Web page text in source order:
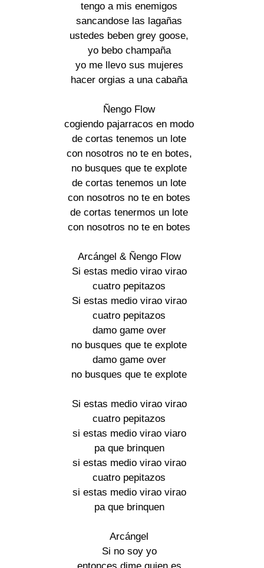
tengo a mis enemigos
sancandose las lagañas
ustedes beben grey goose,
yo bebo champaña
yo me llevo sus mujeres
hacer orgias a una cabaña
Ñengo Flow
cogiendo pajarracos en modo
de cortas tenemos un lote
con nosotros no te en botes,
no busques que te explote
de cortas tenemos un lote
con nosotros no te en botes
de cortas tenermos un lote
con nosotros no te en botes
Arcángel & Ñengo Flow
Si estas medio virao virao
cuatro pepitazos
Si estas medio virao virao
cuatro pepitazos
damo game over
no busques que te explote
damo game over
no busques que te explote
Si estas medio virao virao
cuatro pepitazos
si estas medio virao viaro
pa que brinquen
si estas medio virao virao
cuatro pepitazos
si estas medio virao virao
pa que brinquen
Arcángel
Si no soy yo